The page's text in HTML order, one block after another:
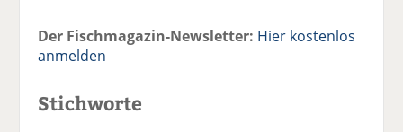
Der Fischmagazin-Newsletter: Hier kostenlos
anmelden
Stichworte